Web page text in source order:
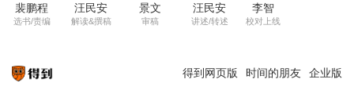
裴鹏程
选书/责编
汪民安
解读&撰稿
景文
审稿
汪民安
讲述/转述
李智
校对上线
得到网页版 时间的朋友 企业版